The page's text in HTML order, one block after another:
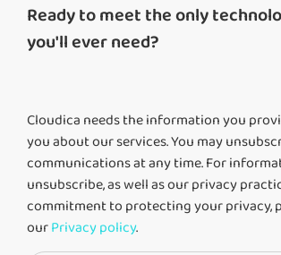
Ready to meet the only
you'll ever need?
Cloudica needs the information you
you about our services. You may
communications at any time. For
unsubscribe, as well as our privacy
commitment to protecting your privacy,
ourPrivacy policy.